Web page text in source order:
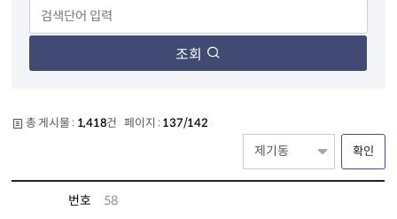
조회
총 게시물 : 1,418건 페이지 : 137/142
확인
번호
58